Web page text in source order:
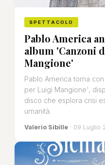
SPETTACOLO
Pablo America
album 'Canzoni
Mangione'
Pablo America torna
per Luigi Mangione',
disco che esplora crisi
umanità.
Valerio Sibille · 09 Luglio